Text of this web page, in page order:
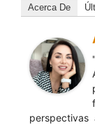
Acerca De
perspectivas